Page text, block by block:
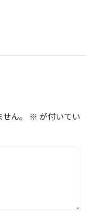
ん。 ※ が付いてい